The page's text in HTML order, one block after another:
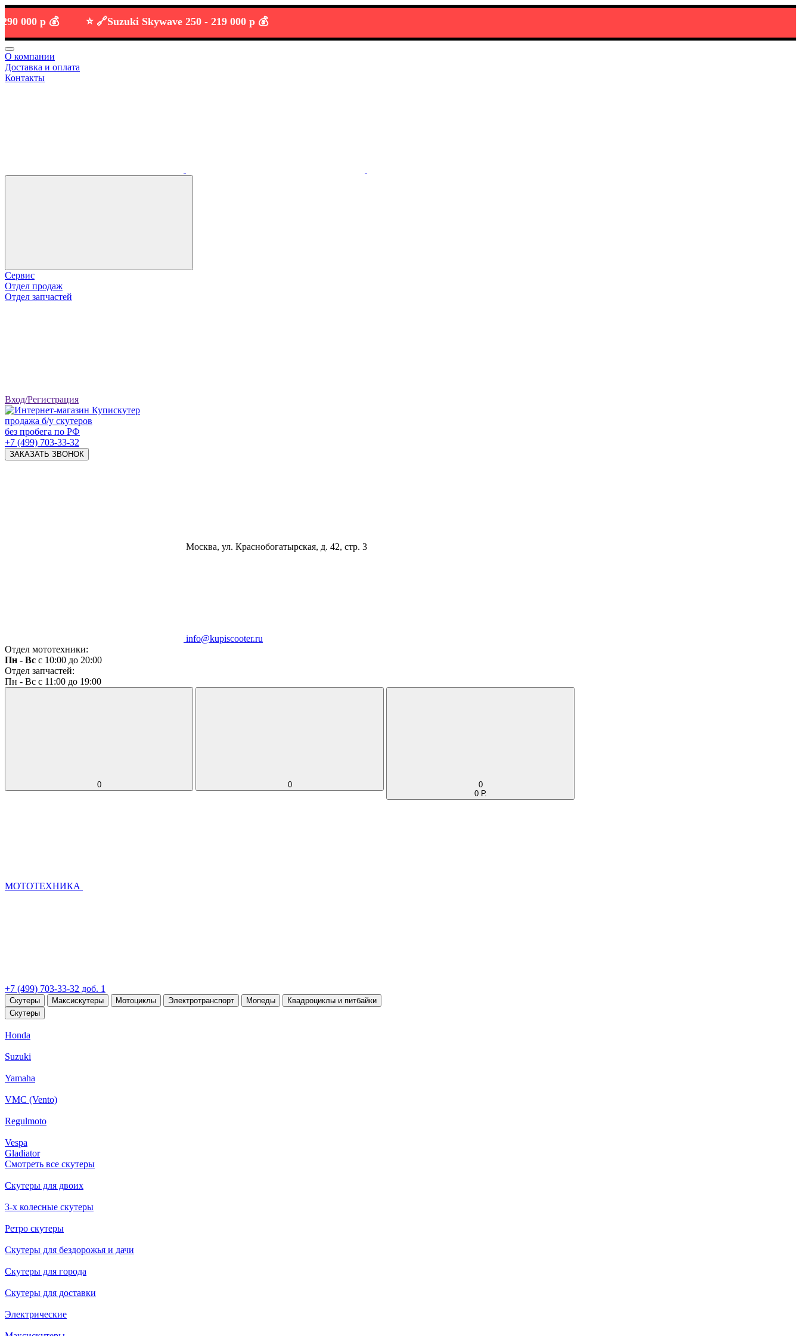
р 💰 Suzuki Skywave 250 -219 000 р 💰
О компании
Доставка и оплата
Контакты
Сервис
Отдел продаж
Отдел запчастей
Вход/Регистрация
продажа б/у скутеров
без пробега по РФ
+7 (499) 703-33-32
ЗАКАЗАТЬ ЗВОНОК
Москва, ул. Краснобогатырская, д. 42, стр. 3
info@kupiscooter.ru
Отдел мототехники:
Пн - Вс с 10:00 до 20:00
Отдел запчастей:
Пн - Вс с 11:00 до 19:00
0 0
0
0 Р.
МОТОТЕХНИКА
+7 (499) 703-33-32 доб. 1
Скутеры Максискутеры Мотоциклы Электротранспорт Мопеды
Квадроциклы и питбайки
Скутеры
Honda
Suzuki
Yamaha
VMC (Vento)
Regulmoto
Vespa
Gladiator
Смотреть все скутеры
Скутеры для двоих
3-х колесные скутеры
Ретро скутеры
Скутеры для бездорожья и дачи
Скутеры для города
Скутеры для доставки
Электрические